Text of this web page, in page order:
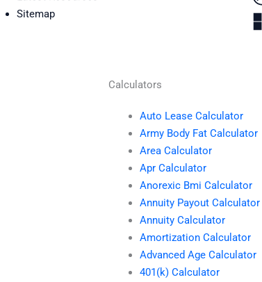
Sitemap
Calculators
Auto Lease Calculator
Army Body Fat Calculator
Area Calculator
Apr Calculator
Anorexic Bmi Calculator
Annuity Payout Calculator
Annuity Calculator
Amortization Calculator
Advanced Age Calculator
401(k) Calculator